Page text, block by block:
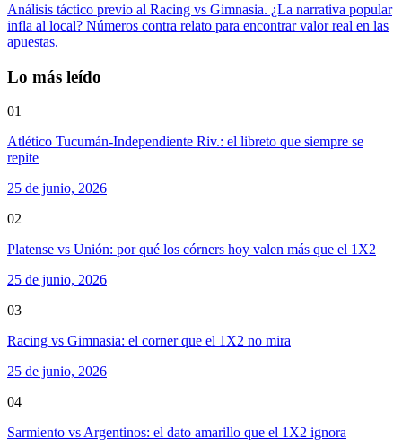
Análisis táctico previo al Racing vs Gimnasia. ¿La narrativa popular
infla al local? Números contra relato para encontrar valor real en las
apuestas.
Lo más leído
01
Atlético Tucumán-Independiente Riv.: el libreto que siempre se
repite
25 de junio, 2026
02
Platense vs Unión: por qué los córners hoy valen más que el 1X2
25 de junio, 2026
03
Racing vs Gimnasia: el corner que el 1X2 no mira
25 de junio, 2026
04
Sarmiento vs Argentinos: el dato amarillo que el 1X2 ignora